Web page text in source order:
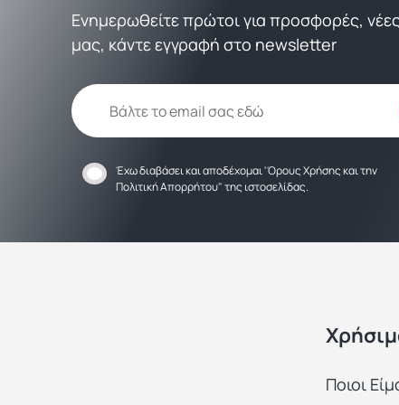
Ενημερωθείτε πρώτοι για προσφορές, νέες
μας, κάντε εγγραφή στο newsletter
Έχω διαβάσει και αποδέχομαι'Όρους Χρήσηςκαι την
Πολιτική Απορρήτου" της ιστοσελίδας.
Ποιοι